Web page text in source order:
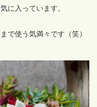
に入っています。
で使う気満々です（笑）